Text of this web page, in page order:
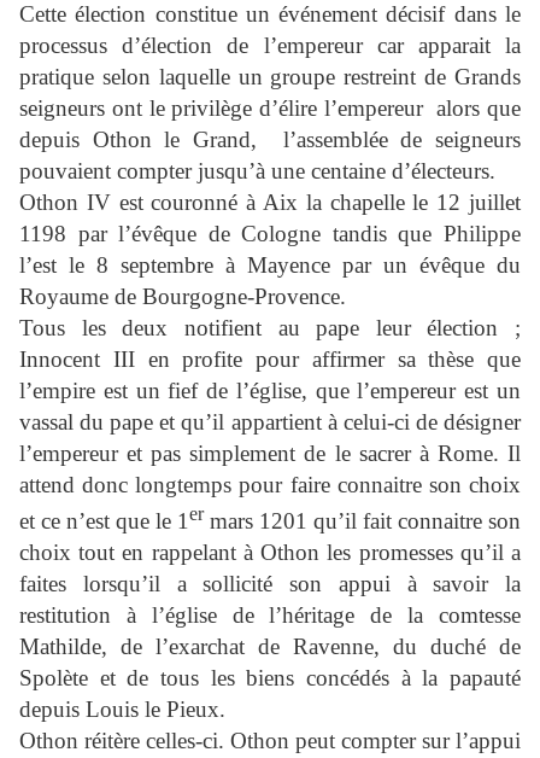
Cette élection constitue un événement décisif dans le
processus d’élection de l’empereur car apparait la
pratique selon laquelle un groupe restreint de Grands
seigneurs ont le privilège d’élire l’empereur alors que
depuis Othon le Grand,
l’assemblée de seigneurs
pouvaient compter jusqu’à une centaine d’électeurs.
Othon IV est couronné à Aix la chapelle le 12 juillet
1198 par l’évêque de Cologne tandis que Philippe
l’est le 8 septembre à Mayence par un évêque du
Royaume de Bourgogne-Provence.
Tous les deux notifient au pape leur élection ;
Innocent III en profite pour affirmer sa thèse que
l’empire est un fief de l’église, que l’empereur est un
vassal du pape et qu’il appartient à celui-ci de désigner
l’empereur et pas simplement de le sacrer à Rome. Il
attend donc longtemps pour faire connaitre son choix
et ce n’est que le 1ermars 1201 qu’il fait connaitre son
choix tout en rappelant à Othon les promesses qu’il a
faites lorsqu’il a sollicité son appui à savoir la
restitution à l’église de l’héritage de la comtesse
Mathilde, de l’exarchat de Ravenne, du duché de
Spolète et de tous les biens concédés à la papauté
depuis Louis le Pieux.
Othon réitère celles-ci. Othon peut compter sur l’appui